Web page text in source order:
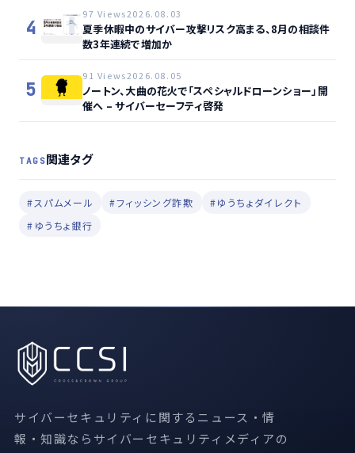
4
97 Views2026.08.03
夏季休暇中のサイバー攻撃リスク高まる、8月の相談件
数3年連続で増加か
5
91 Views2026.08.05
ノートン、大曲の花火で「スペシャルドローンショー」開
催へ – サイバーセーフティ啓発
TAGS関連タグ
#スパムメール #フィッシング詐欺
#ゆうちょダイレクト
#ゆうちょ銀行
サイバーセキュリティに関するニュース・情
報・知識ならサイバーセキュリティメディアの